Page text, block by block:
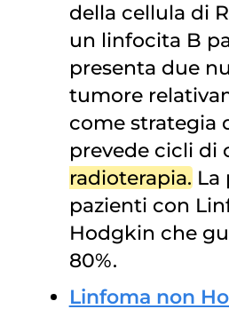
della cellula di
un linfocita B
presenta due
tumore
come strategia
prevede cicli di
radioterapia.
pazienti con
Hodgkin che
80%.
Linfoma non